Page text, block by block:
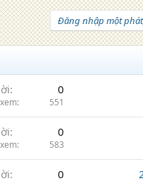
Đăng nhập một
0
551
0
583
0